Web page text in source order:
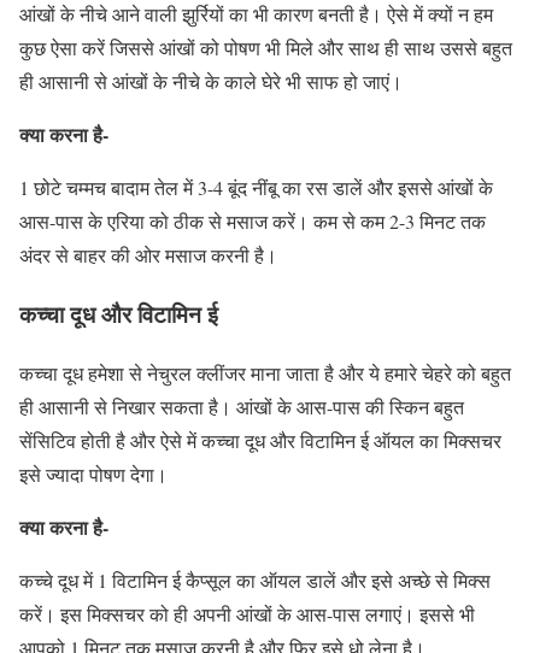
आंखों के नीचे आने वाली झुर्रियों का भी कारण बनती है। ऐसे में क्यों न हम
कुछ ऐसा करें जिससे आंखों को पोषण भी मिले और साथ ही साथ उससे बहुत
ही आसानी से आंखों के नीचे के काले घेरे भी साफ हो जाएं।
क्या करना है-
1 छोटे चम्मच बादाम तेल में 3-4 बूंद नींबू का रस डालें और इससे आंखों के
आस-पास के एरिया को ठीक से मसाज करें। कम से कम 2-3 मिनट तक
अंदर से बाहर की ओर मसाज करनी है।
कच्चा दूध और विटामिन ई
कच्चा दूध हमेशा से नेचुरल क्लींजर माना जाता है और ये हमारे चेहरे को बहुत
ही आसानी से निखार सकता है। आंखों के आस-पास की स्किन बहुत
सेंसिटिव होती है और ऐसे में कच्चा दूध और विटामिन ई ऑयल का मिक्सचर
इसे ज्यादा पोषण देगा।
क्या करना है-
कच्चे दूध में 1 विटामिन ई कैप्सूल का ऑयल डालें और इसे अच्छे से मिक्स
करें। इस मिक्सचर को ही अपनी आंखों के आस-पास लगाएं। इससे भी
आपको 1 मिनट तक मसाज करनी है और फिर इसे धो लेना है।